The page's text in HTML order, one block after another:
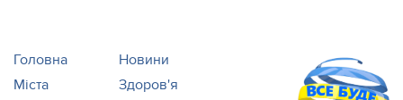
Головна
Новини
Міста
Здоров'я